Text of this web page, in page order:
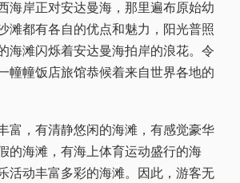
海岸正对安达曼海，那里遍布原始幼
滩都有各自的优点和魅力，阳光普照
海滩闪烁着安达曼海拍岸的浪花。令
幢幢饭店旅馆恭候着来自世界各地的
富，有清静悠闲的海滩，有感觉豪华
的海滩，有海上体育运动盛行的海
活动丰富多彩的海滩。因此，游客无